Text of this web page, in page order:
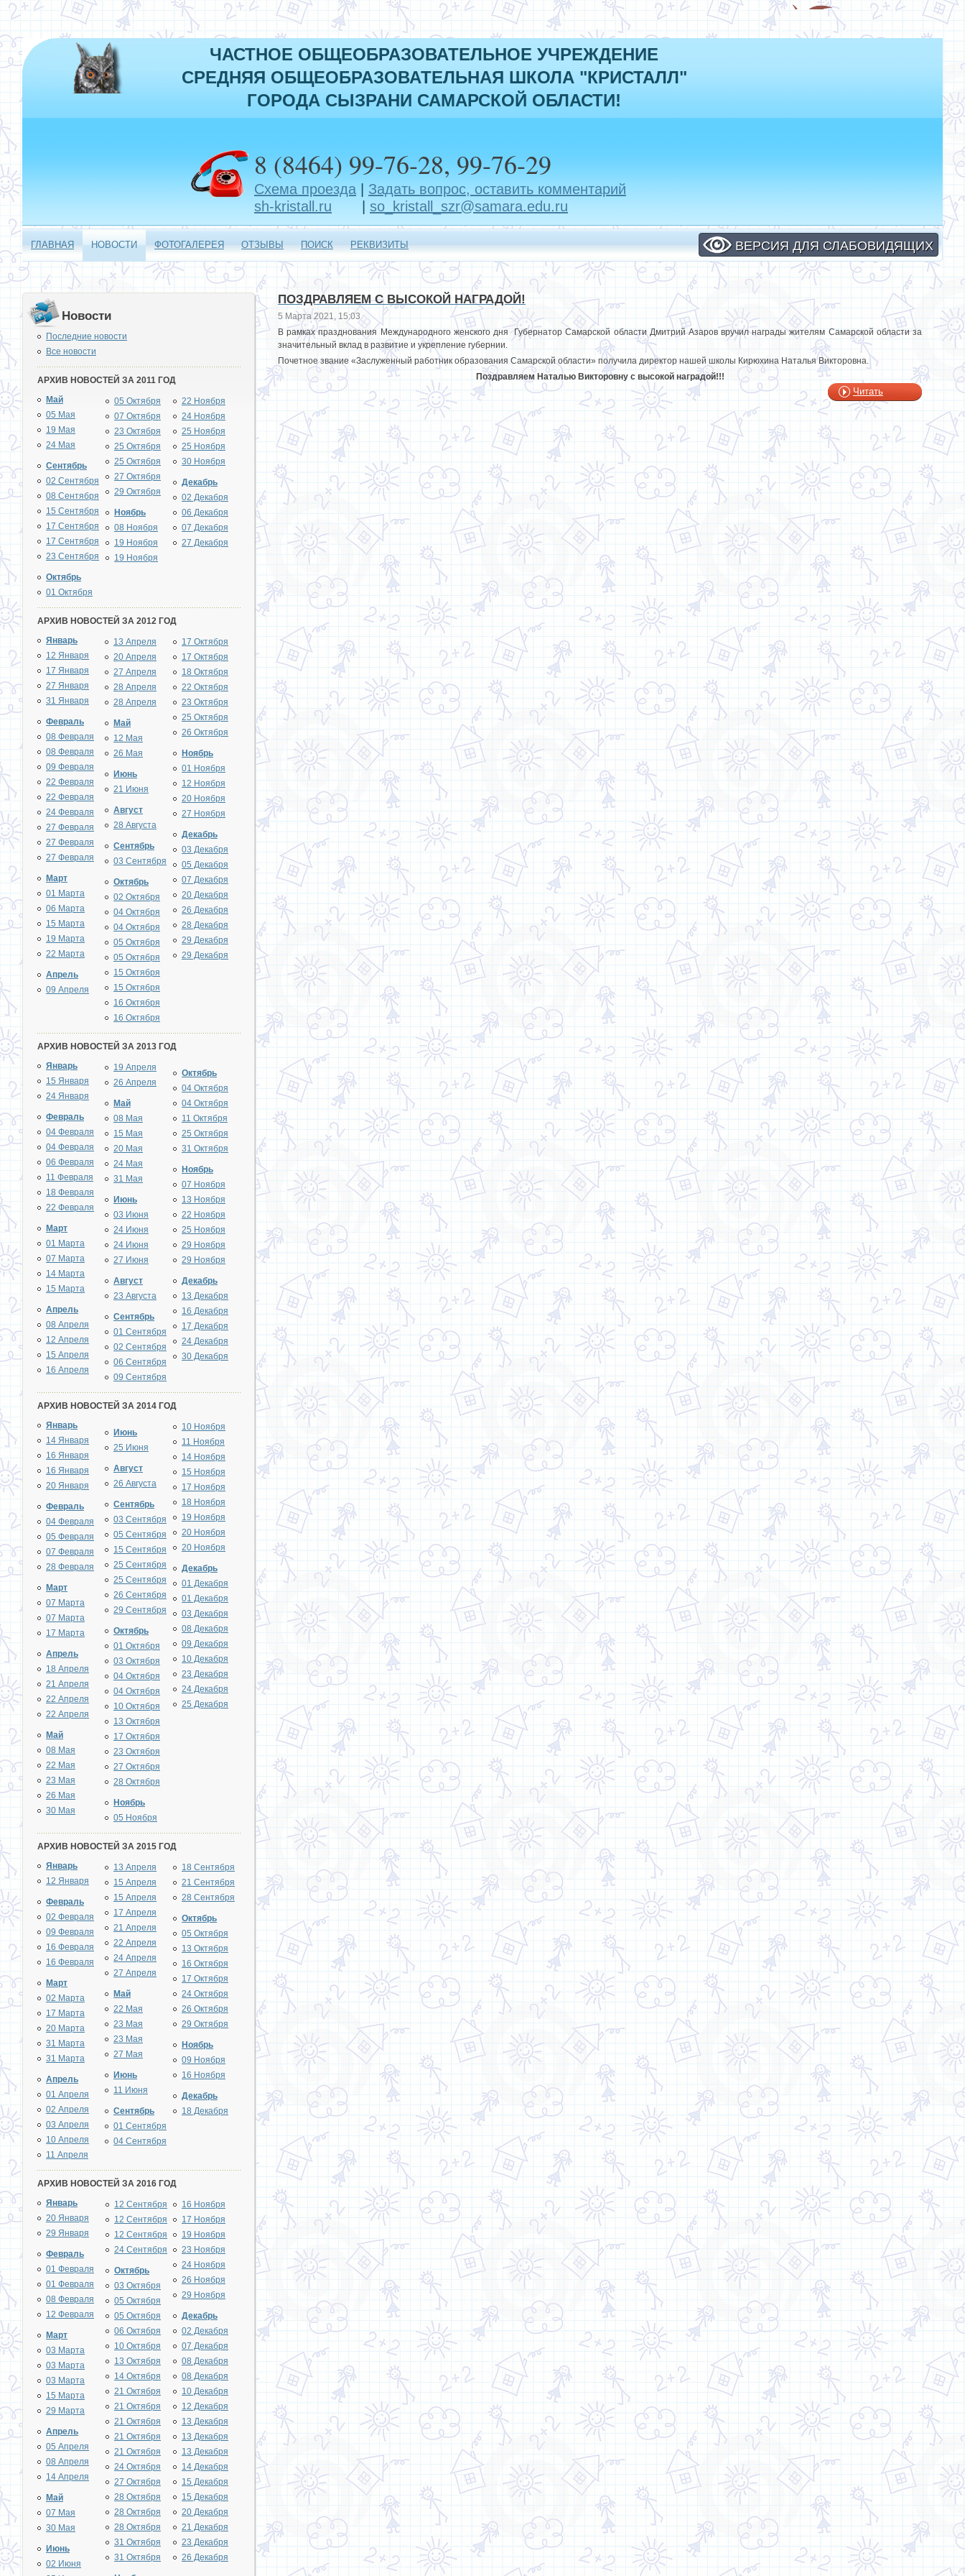
ЧАСТНОЕ ОБЩЕОБРАЗОВАТЕЛЬНОЕ УЧРЕЖДЕНИЕ
СРЕДНЯЯ ОБЩЕОБРАЗОВАТЕЛЬНАЯ ШКОЛА "КРИСТАЛЛ"
ГОРОДА СЫЗРАНИ САМАРСКОЙ ОБЛАСТИ!
8 (8464) 99-76-28, 99-76-29
Схема проезда
Задать вопрос, оставить комментарий
sh-kristall.ru
so_kristall_szr@samara.edu.ru
ГЛАВНАЯ НОВОСТИ ФОТОГАЛЕРЕЯ ОТЗЫВЫ ПОИСК РЕКВИЗИТЫ ВЕРСИЯ ДЛЯ СЛАБОВИДЯЩИХ
Новости
Последние новости
Все новости
АРХИВ НОВОСТЕЙ ЗА 2011 ГОД
Май
05 Мая
19 Мая
24 Мая
Сентябрь
02 Сентября
08 Сентября
15 Сентября
17 Сентября
17 Сентября
23 Сентября
Октябрь
01 Октября
05 Октября
07 Октября
23 Октября
25 Октября
25 Октября
27 Октября
29 Октября
Ноябрь
08 Ноября
19 Ноября
19 Ноября
22 Ноября
24 Ноября
25 Ноября
25 Ноября
30 Ноября
Декабрь
02 Декабря
06 Декабря
07 Декабря
27 Декабря
АРХИВ НОВОСТЕЙ ЗА 2012 ГОД
Январь
12 Января
17 Января
27 Января
31 Января
Февраль
08 Февраля
08 Февраля
09 Февраля
22 Февраля
22 Февраля
24 Февраля
27 Февраля
27 Февраля
27 Февраля
Март
01 Марта
06 Марта
15 Марта
19 Марта
22 Марта
Апрель
09 Апреля
13 Апреля
20 Апреля
27 Апреля
28 Апреля
28 Апреля
Май
12 Мая
26 Мая
Июнь
21 Июня
Август
28 Августа
Сентябрь
03 Сентября
Октябрь
02 Октября
04 Октября
04 Октября
05 Октября
05 Октября
15 Октября
15 Октября
16 Октября
16 Октября
17 Октября
17 Октября
18 Октября
22 Октября
23 Октября
25 Октября
26 Октября
Ноябрь
01 Ноября
12 Ноября
20 Ноября
27 Ноября
Декабрь
03 Декабря
05 Декабря
07 Декабря
20 Декабря
26 Декабря
28 Декабря
29 Декабря
29 Декабря
АРХИВ НОВОСТЕЙ ЗА 2013 ГОД
Январь
15 Января
24 Января
Февраль
04 Февраля
04 Февраля
06 Февраля
11 Февраля
18 Февраля
22 Февраля
Март
01 Марта
07 Марта
14 Марта
15 Марта
Апрель
08 Апреля
12 Апреля
15 Апреля
16 Апреля
19 Апреля
26 Апреля
Май
08 Мая
15 Мая
20 Мая
24 Мая
31 Мая
Июнь
03 Июня
24 Июня
24 Июня
27 Июня
Август
23 Августа
Сентябрь
01 Сентября
02 Сентября
06 Сентября
09 Сентября
Октябрь
04 Октября
04 Октября
11 Октября
25 Октября
31 Октября
Ноябрь
07 Ноября
13 Ноября
22 Ноября
25 Ноября
29 Ноября
29 Ноября
Декабрь
13 Декабря
16 Декабря
17 Декабря
24 Декабря
30 Декабря
АРХИВ НОВОСТЕЙ ЗА 2014 ГОД
Январь
14 Января
16 Января
16 Января
20 Января
Февраль
04 Февраля
05 Февраля
07 Февраля
28 Февраля
Март
07 Марта
07 Марта
17 Марта
Апрель
18 Апреля
21 Апреля
22 Апреля
22 Апреля
Май
08 Мая
22 Мая
23 Мая
26 Мая
30 Мая
Июнь
25 Июня
Август
26 Августа
Сентябрь
03 Сентября
05 Сентября
15 Сентября
25 Сентября
25 Сентября
26 Сентября
29 Сентября
Октябрь
01 Октября
03 Октября
04 Октября
04 Октября
10 Октября
13 Октября
17 Октября
23 Октября
27 Октября
28 Октября
Ноябрь
05 Ноября
10 Ноября
11 Ноября
14 Ноября
15 Ноября
17 Ноября
18 Ноября
19 Ноября
20 Ноября
20 Ноября
Декабрь
01 Декабря
01 Декабря
03 Декабря
08 Декабря
09 Декабря
10 Декабря
23 Декабря
24 Декабря
25 Декабря
АРХИВ НОВОСТЕЙ ЗА 2015 ГОД
Январь
12 Января
Февраль
02 Февраля
09 Февраля
16 Февраля
16 Февраля
Март
02 Марта
17 Марта
20 Марта
31 Марта
31 Марта
Апрель
01 Апреля
02 Апреля
03 Апреля
10 Апреля
11 Апреля
13 Апреля
15 Апреля
15 Апреля
17 Апреля
21 Апреля
22 Апреля
24 Апреля
27 Апреля
Май
22 Мая
23 Мая
23 Мая
27 Мая
Июнь
11 Июня
Сентябрь
01 Сентября
04 Сентября
18 Сентября
21 Сентября
28 Сентября
Октябрь
05 Октября
13 Октября
16 Октября
17 Октября
24 Октября
26 Октября
29 Октября
Ноябрь
09 Ноября
16 Ноября
Декабрь
18 Декабря
АРХИВ НОВОСТЕЙ ЗА 2016 ГОД
Январь
20 Января
29 Января
Февраль
01 Февраля
01 Февраля
08 Февраля
12 Февраля
Март
03 Марта
03 Марта
03 Марта
15 Марта
29 Марта
Апрель
05 Апреля
08 Апреля
14 Апреля
Май
07 Мая
30 Мая
Июнь
02 Июня
12 Сентября
12 Сентября
12 Сентября
24 Сентября
Октябрь
03 Октября
05 Октября
05 Октября
06 Октября
10 Октября
13 Октября
14 Октября
21 Октября
21 Октября
21 Октября
21 Октября
21 Октября
24 Октября
27 Октября
28 Октября
28 Октября
28 Октября
31 Октября
31 Октября
16 Ноября
17 Ноября
19 Ноября
23 Ноября
24 Ноября
26 Ноября
29 Ноября
Декабрь
02 Декабря
07 Декабря
08 Декабря
08 Декабря
10 Декабря
12 Декабря
13 Декабря
13 Декабря
13 Декабря
14 Декабря
15 Декабря
15 Декабря
20 Декабря
21 Декабря
23 Декабря
26 Декабря
ПОЗДРАВЛЯЕМ С ВЫСОКОЙ НАГРАДОЙ!
5 Марта 2021, 15:03
В рамках празднования Международного женского дня Губернатор Самарской области Дмитрий Азаров вручил награды жителям Самарской области за
значительный вклад в развитие и укрепление губернии.
Почетное звание «Заслуженный работник образования Самарской области» получила директор нашей школы Кирюхина Наталья Викторовна.
Поздравляем Наталью Викторовну с высокой наградой!!!
Читать